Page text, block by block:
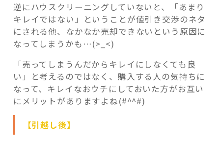
逆にハウスクリーニングしていないと、「あまり
キレイではない」ということが値引き交渉のネタ
にされる他、なかなか売却できないという原因に
なってしまうかも…(>_<)
「売ってしまうんだからキレイにしなくても良
い」と考えるのではなく、購入する人の気持ちに
なって、キレイなおウチにしておいた方がお互い
にメリットがありますよね(#^^#)
【引越し後】